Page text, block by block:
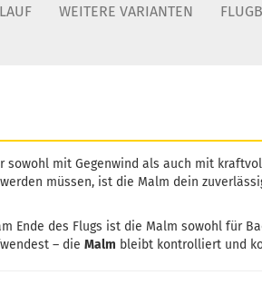
WEITERE VARIANTEN
sowohl mit Gegenwind als auch mit
müssen, ist die Malm dein
Ende des Flugs ist die Malm sowohl für
– die Malm bleibt kontrolliert und